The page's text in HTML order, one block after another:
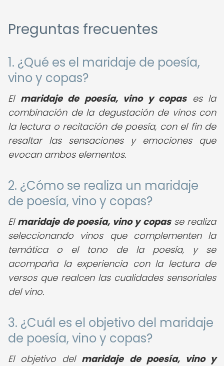
Preguntas frecuentes
1. ¿Qué es el maridaje de poesía,
vino y copas?
El maridaje de poesía, vino y copases la
combinación de la degustación de vinos con
la lectura o recitación de poesía, con el fin de
resaltar las sensaciones y emociones que
evocan ambos elementos.
2. ¿Cómo se realiza un maridaje
de poesía, vino y copas?
El maridaje de poesía, vino y copasse realiza
seleccionando vinos que complementen la
temática o el tono de la poesía, y se
acompaña la experiencia con la lectura de
versos que realcen las cualidades sensoriales
del vino.
3. ¿Cuál es el objetivo del maridaje
de poesía, vino y copas?
El objetivo del maridaje de poesía, vino y